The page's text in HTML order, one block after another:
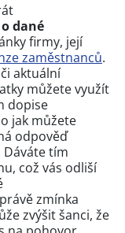
dané
firmy, její
zaměstnanců.
aktuální
můžete využít
dopise
jak můžete
odpověď
tím
což vás odliší
zmínka
zvýšit šanci, že